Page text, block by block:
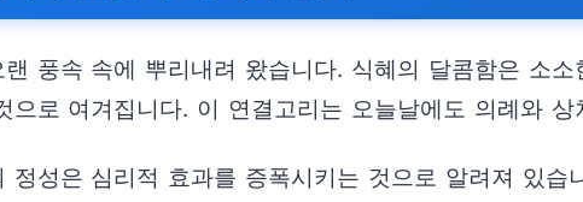
풍속 속에 뿌리내려 왔습니다. 식혜의 달콤함은 소
으로 여겨집니다. 이 연결고리는 오늘날에도 의례와
정성은 심리적 효과를 증폭시키는 것으로 알려져 있